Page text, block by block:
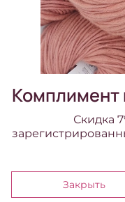
Написать отзыв
Комплимент
Скидка
Закрыть